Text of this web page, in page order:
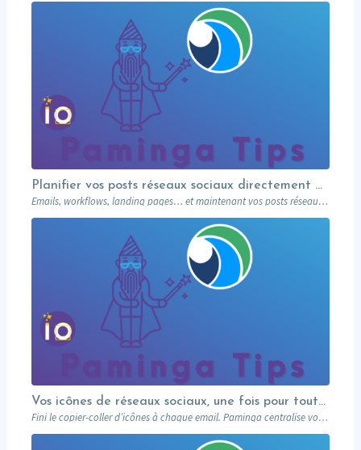
Planifier vos posts réseaux sociaux directement depuis votre MA
Emails, workflows, landing pages… et maintenant vos posts réseaux sociaux. Paminga centralise votre marketing dans un seul outil. Paminga Tip #08.
Vos icônes de réseaux sociaux, une fois pour toutes
Fini le copier-coller d’icônes à chaque email. Paminga centralise vos profils sociaux et les met à disposition de toute l’équipe via un élément dédié. Découvrez comment en 5 minutes.